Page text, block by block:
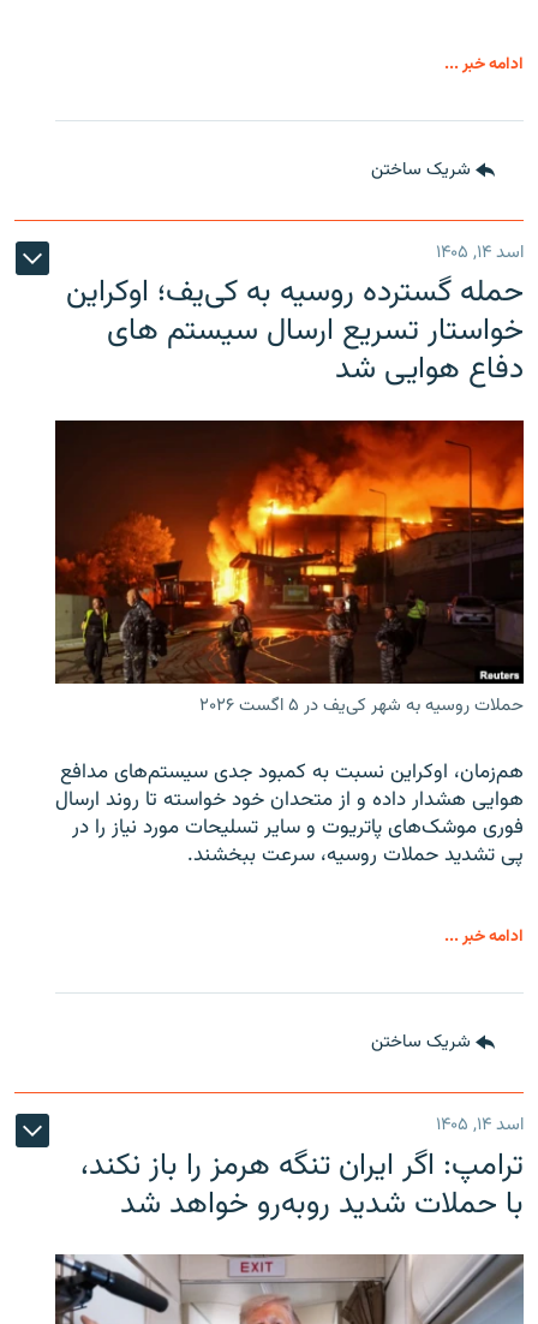
ادامه خبر ...
شریک ساختن
اسد ۱۴, ۱۴۰۵
حمله گسترده روسیه به کی‌یف؛ اوکراین
خواستار تسریع ارسال سیستم های
دفاع هوایی شد
حملات روسیه به شهر کی‌یف در ۵ اگست ۲۰۲۶
هم‌زمان، اوکراین نسبت به کمبود جدی سیستم‌های مدافع
هوایی هشدار داده و از متحدان خود خواسته تا روند ارسال
فوری موشک‌های پاتریوت و سایر تسلیحات مورد نیاز را در
پی تشدید حملات روسیه، سرعت ببخشند.
ادامه خبر ...
شریک ساختن
اسد ۱۴, ۱۴۰۵
ترامپ: اگر ایران تنگه هرمز را باز نکند،
با حملات شدید روبه‌رو خواهد شد